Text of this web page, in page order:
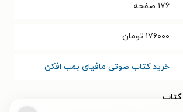
۱۷۶ صفحه
۱۷۶۰۰۰ تومان
خرید کتاب صوتی مافیای بمب افکن
کتاب